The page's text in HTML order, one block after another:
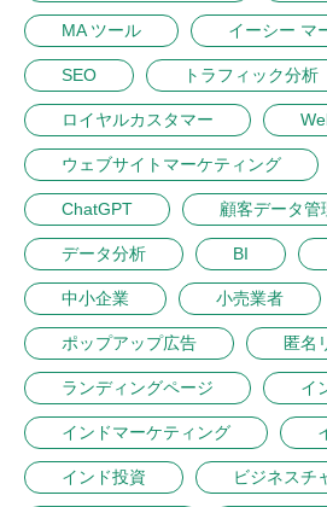
MA ツール イーシー マ
SEO トラフィック分析
ロイヤルカスタマー
ウェブサイトマーケティング
ChatGPT 顧客データ管
データ分析 BI
中小企業 小売業者
ポップアップ広告 匿名
ランディングページ イ
インドマーケティング
インド投資 ビジネスチ